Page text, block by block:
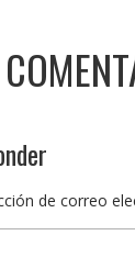
de correo